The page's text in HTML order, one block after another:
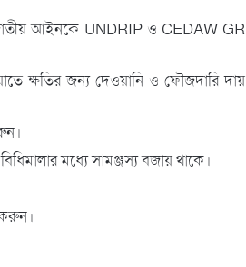
জাতীয় আইনকে UNDRIP ও CEDAW GR
ক্ষতির জন্য দেওয়ানি ও ফৌজদারি দায়
মধ্যে সামঞ্জস্য বজায় থাকে।